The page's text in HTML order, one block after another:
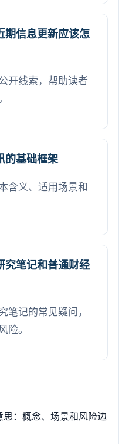
期信息更新应该怎
开线索，帮助读者
的基础框架
含义、适用场景和
究笔记和普通财经
笔记的常见疑问，
险。
：概念、场景和风险边